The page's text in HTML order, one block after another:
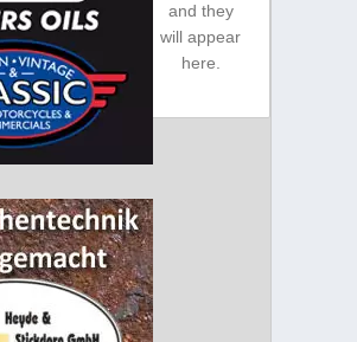
and they
will appear
here.